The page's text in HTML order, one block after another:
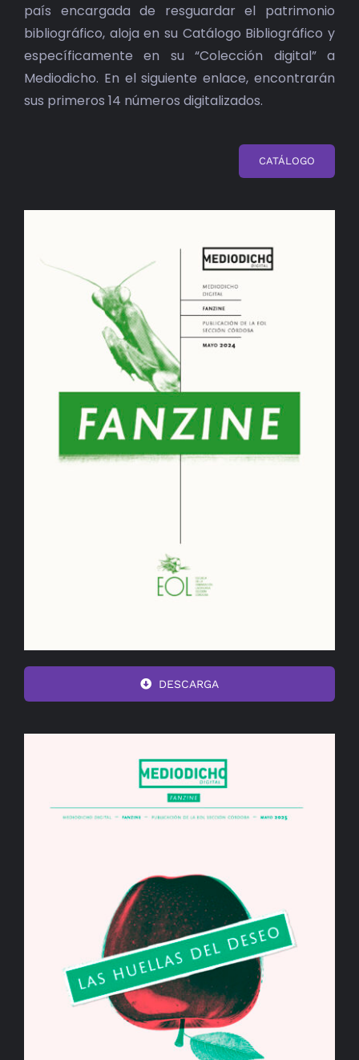
país encargada de resguardar el patrimonio
bibliográfico, aloja en su Catálogo Bibliográfico y
específicamente en su “Colección digital” a
Mediodicho. En el siguiente enlace, encontrarán
sus primeros 14 números digitalizados.
CATÁLOGO
DESCARGA